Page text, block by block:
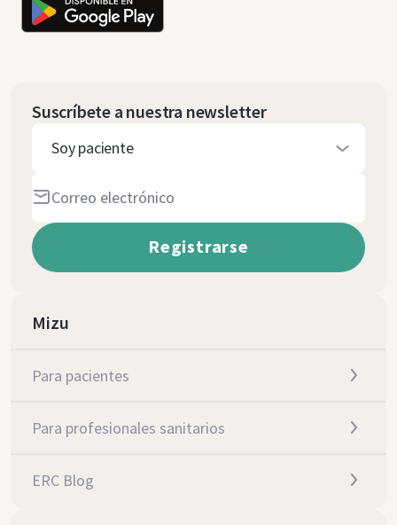
Suscríbete a nuestra newsletter
Soy paciente
Mizu
Para pacientes
Para profesionales sanitarios
ERC Blog